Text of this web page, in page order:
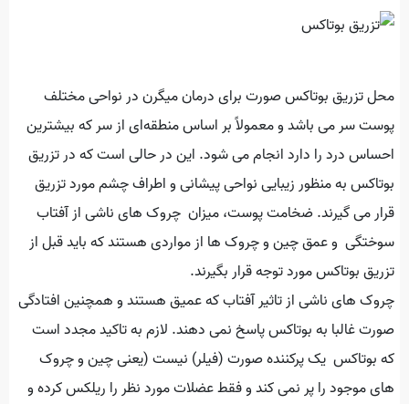
محل تزریق بوتاکس صورت برای درمان میگرن در نواحی مختلف
پوست سر می ‌باشد و معمولاً بر اساس منطقه‌ای از سر که بیشترین
احساس درد را دارد انجام می ‌شود. این در حالی است که در تزریق
بوتاکس به منظور زیبایی نواحی پیشانی و اطراف چشم مورد تزریق
قرار می‌ گیرند. ضخامت پوست، میزان چروک های ناشی از آفتاب‌
سوختگی و عمق چین و چروک ‌ها از مواردی هستند که باید قبل از
تزریق بوتاکس مورد توجه قرار بگیرند.
چروک های ناشی از تاثیر آفتاب که عمیق هستند و همچنین افتادگی
صورت غالبا به بوتاکس پاسخ نمی دهند. لازم به تاکید مجدد است
که بوتاکس یک پرکننده صورت (فیلر) نیست (یعنی چین و چروک
های موجود را پر نمی کند و فقط عضلات مورد نظر را ریلکس کرده و